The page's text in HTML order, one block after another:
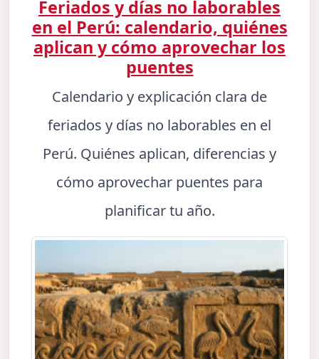
Feriados y días no laborables
en el Perú: calendario, quiénes
aplican y cómo aprovechar los
puentes
Calendario y explicación clara de
feriados y días no laborables en el
Perú. Quiénes aplican, diferencias y
cómo aprovechar puentes para
planificar tu año.